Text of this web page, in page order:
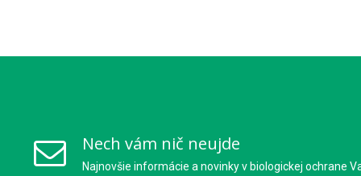
Nech vám nič neujde
Najnovšie informácie a novinky v biologickej ochrane